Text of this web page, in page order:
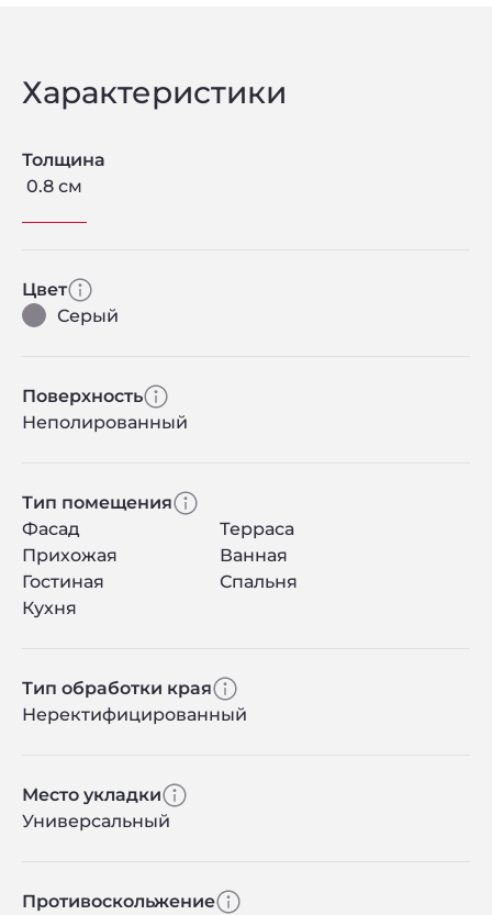
Характеристики
Толщина
0.8 см
Цвет
Серый
Поверхность
Неполированный
Тип помещения
Фасад
Терраса
Прихожая
Ванная
Гостиная
Спальня
Кухня
Тип обработки края
Неректифицированный
Место укладки
Универсальный
Противоскольжение